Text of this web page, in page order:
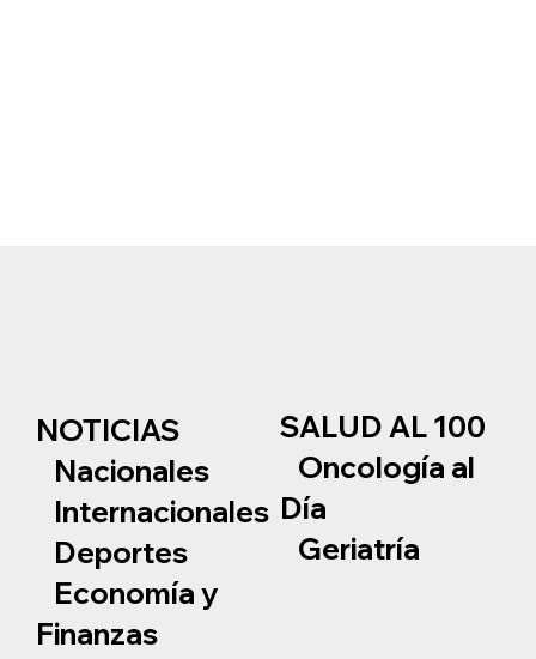
NOTICIAS
Nacionales
Internacionales
Deportes
Economía y
Finanzas
SALUD AL 100
Oncología al
Día
Geriatría